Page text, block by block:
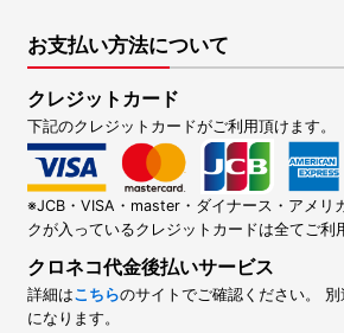
お支払い方法について
クレジットカード
下記のクレジットカードがご利用頂けます。
※JCB・VISA・master・ダイナース・アメリ
クが入っているクレジットカードは全てご利
クロネコ代金後払いサービス
詳細はこちらのサイトでご確認ください。
になります。